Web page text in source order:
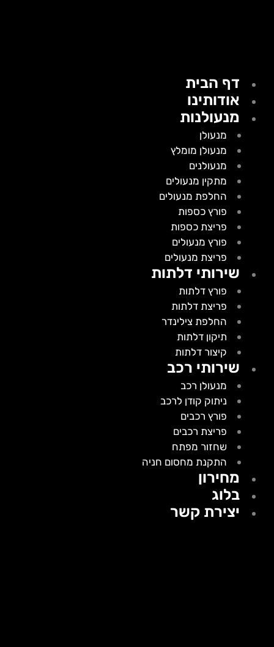
דף הבית
אודותינו
מנעולנות
מנעולן
מנעולן מומלץ
מנעולנים
מתקין מנעולים
החלפת מנעולים
פורץ כספות
פריצת כספות
פורץ מנעולים
פריצת מנעולים
שירותי דלתות
פורץ דלתות
פריצת דלתות
החלפת צילינדר
תיקון דלתות
קיצור דלתות
שירותי רכב
מנעולן רכב
ניתוק קודן לרכב
פורץ רכבים
פריצת רכבים
שחזור מפתח
התקנת מחסום חניה
מחירון
בלוג
יצירת קשר